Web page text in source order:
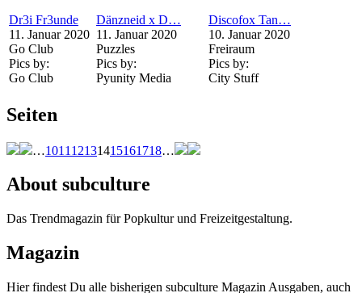
Dr3i Fr3unde
11. Januar 2020
Go Club
Pics by:
Go Club
Dänzneid x D…
11. Januar 2020
Puzzles
Pics by:
Pyunity Media
Discofox Tan…
10. Januar 2020
Freiraum
Pics by:
City Stuff
Seiten
…1011 12131415161718…
About subculture
Das Trendmagazin für Popkultur und Freizeitgestaltung.
Magazin
Hier findest Du alle bisherigen subculture Magazin Ausgaben, auch